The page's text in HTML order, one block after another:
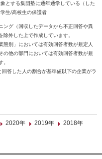
とする集団塾に通年通学している（した
生/高校生の保護者
グ（回収したデータから不正回答や異
外した上で作成しています。
別」においては有効回答者数が規定人
の他の部門においては有効回答者数が規
。
答した人の割合が基準値以下の企業がラ
2020年 2019年 2018年